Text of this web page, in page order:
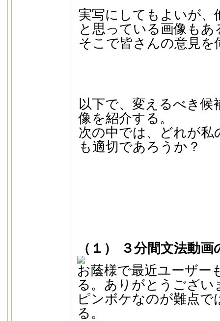
実写にしてもよいが
と思っている画像もあ
そこで皆さんの意見を
以下で、変えるべき
像を紹介する。
次の中では、どれが
も適切であろうか？
（１） ３分間文法動画
お蔭様で最近ユーザー
る。ありがとうござい
ピンボケなのが難点
る。